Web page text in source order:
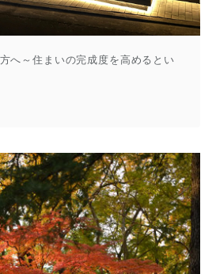
へ～住まいの完成度を高めるとい